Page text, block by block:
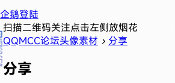
企鹅登陆
扫描二维码关注点击左侧放烟花
QQMCC论坛头像素材 › 分享
分享